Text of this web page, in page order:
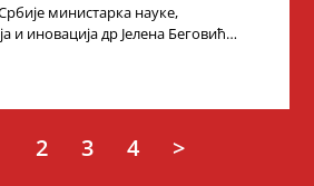
министарка науке,
и иновација др Јелена Беговић
2 3 4 >